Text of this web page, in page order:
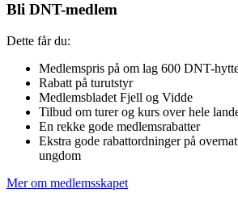
Bli DNT-medlem
Dette får du:
Medlemspris på om lag 600 DNT-
Rabatt på turutstyr
Medlemsbladet Fjell og Vidde
Tilbud om turer og kurs over hele
En rekke gode medlemsrabatter
Ekstra gode rabattordninger på
ungdom
Mer om medlemsskapet